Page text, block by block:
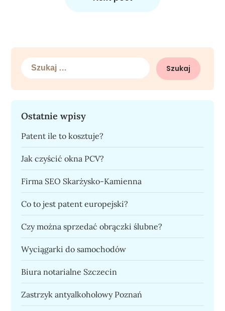
Szukaj:
Ostatnie wpisy
Patent ile to kosztuje?
Jak czyścić okna PCV?
Firma SEO Skarżysko-Kamienna
Co to jest patent europejski?
Czy można sprzedać obrączki ślubne?
Wyciągarki do samochodów
Biura notarialne Szczecin
Zastrzyk antyalkoholowy Poznań